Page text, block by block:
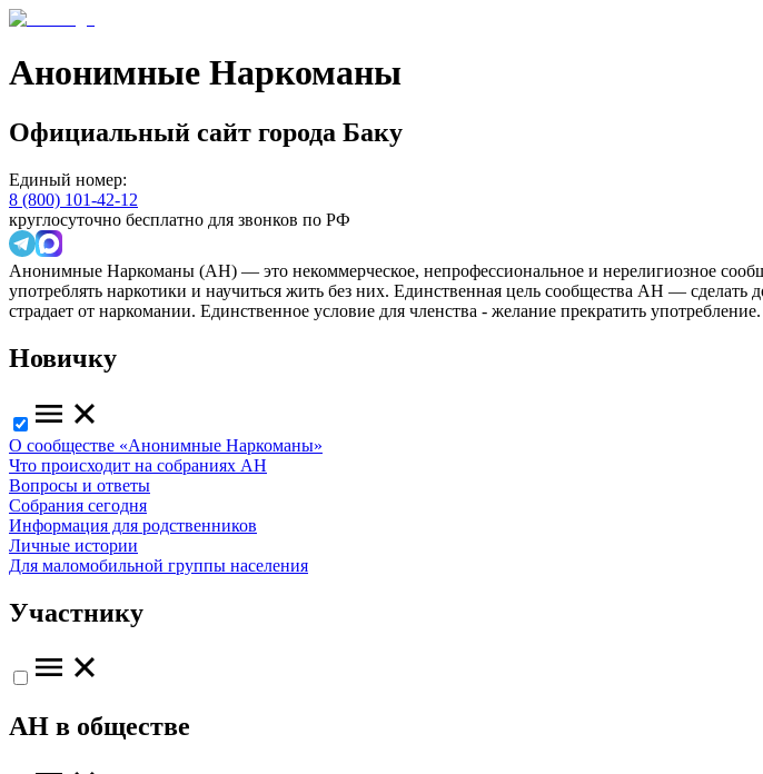
Анонимные Наркоманы
Официальный сайт города Баку
Единый номер:
8 (800) 101-42-12
круглосуточно бесплатно для звонков по РФ
Анонимные Наркоманы (АН) — это некоммерческое, непрофессиональное и нерелигиозное
употреблять наркотики и научиться жить без них. Единственная цель сообщества АН —
страдает от наркомании. Единственное условие для членства - желание прекратить употребление.
Новичку
О сообществе «Анонимные Наркоманы»
Что происходит на собраниях АН
Вопросы и ответы
Собрания сегодня
Информация для родственников
Личные истории
Для маломобильной группы населения
Участнику
АН в обществе